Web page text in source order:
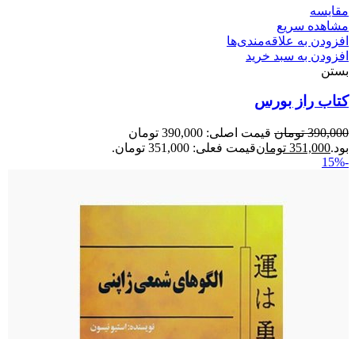
مقایسه
مشاهده سریع
افزودن به علاقه‌مندی‌ها
افزودن به سبد خرید
بستن
کتاب راز بورس
390,000 تومان
قیمت اصلی: 390,000 تومان
بود.351,000 تومانقیمت فعلی: 351,000 تومان.
-15%